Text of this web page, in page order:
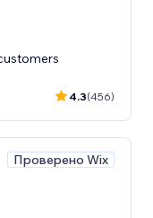
4.3(456)
Проверено Wix